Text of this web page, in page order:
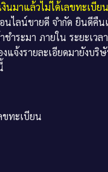
นมาแล้วไม่ได้เลขทะเบีย
ไลน์ขายดี จำกัด ยินดีคืน
ำระมา ภายใน ระยะเวล
งแจ้งรายละเอียดมายังบริ
ขทะเบียน